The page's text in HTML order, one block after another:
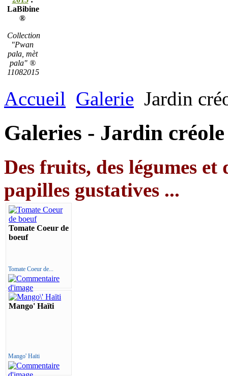
LaBibine
®
Collection
"Pwan
pala, mèt
pala" ®
11082015
Accueil Galerie Jardin
Galeries - Jardin créole
Des fruits, des légumes et
papilles gustatives ...
Tomate Coeur de
boeuf
Tomate Coeur de...
Mango' Haïti
Mango' Haïti